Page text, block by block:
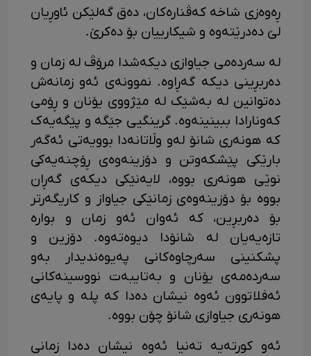
ڕەوەزی شاخە کەڤنارەکان، دەق گەلێکن ئاوڕیان
لێ دەدرێتەوە و شیکارییان بۆ دەکرێ.
لە سەردەمی جیاوازی دیکەشدا مرۆڤ لە زمان و
دەربڕینی دیکە گەڕاوە. نموونەی ئەو زمانەش
دەتوانین لە بەشێک لە مێژووی یۆنان و ڕۆمی
کەونارادا ببینینەوە. گرینگیی جێگە و پێگەیەک
کە هونەری شانۆ لەو وڵاتانەدا بوویەتی ئەگەر
بارێکی پێشکەوتن و دۆزینەوەی ڕۆچنەیەکی
نوێی هونەری بووە، لایەنێکی دیکەی گەڕان
بووە بۆ دۆزینەوەی زمانێکی جیاواز و کاریگەرتر
بۆ دەربڕین، کە ئەوان ئەو زمان و بوارە
تازەیەیان لە شانۆدا دیوەتەوە. دۆزین و
پشکنینی سەرچاوەکانی پەیوەندیدار بەو
سەردەمەی یۆنان و بەتایبەت نووسینەکانی
ئەفلاتوون ئەوە نیشان دەدا کە پلە و پایەی
هونەری جیاوازی شانۆ چۆن بووە.
ئەو کورتەیە تەنیا ئەوە نیشان دەدا زمانی